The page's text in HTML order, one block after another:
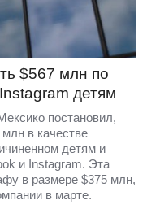
$567 млн по
детям
постановил,
в качестве
детям и
и Instagram. Эта
в размере $375 млн,
в марте.